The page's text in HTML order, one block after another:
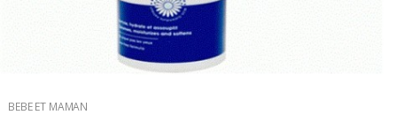
BEBE ET MAMAN